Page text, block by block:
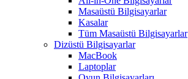
Masaüstü Bilgisayarlar
Kasalar
Tüm Masaüstü Bilgisayarlar
Dizüstü Bilgisayarlar
MacBook
Laptoplar